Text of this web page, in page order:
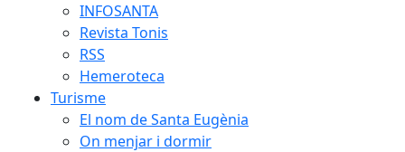
INFOSANTA
Revista Tonis
RSS
Hemeroteca
Turisme
El nom de Santa Eugènia
On menjar i dormir